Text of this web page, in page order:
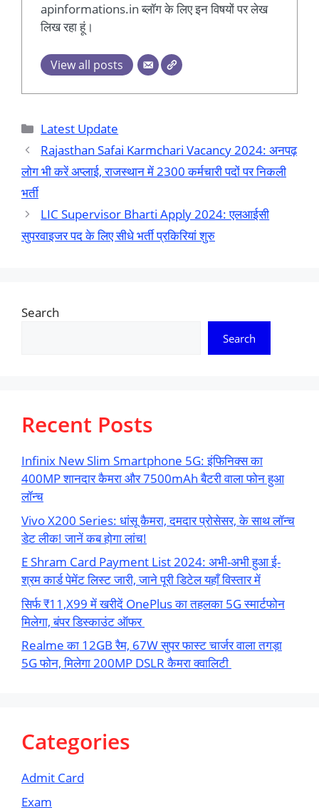
apinformations.in ब्लॉग के लिए इन विषयों पर लेख
लिख रहा हूं।
View all posts
Categories
Latest Update
Rajasthan Safai Karmchari Vacancy 2024: अनपढ़
लोग भी करें अप्लाई, राजस्थान में 2300 कर्मचारी पदों पर निकली
भर्ती
LIC Supervisor Bharti Apply 2024: एलआईसी
सुपरवाइजर पद के लिए सीधे भर्ती प्रकिरियां शुरु
Search
Search
Recent Posts
Infinix New Slim Smartphone 5G: इंफिनिक्स का
400MP शानदार कैमरा और 7500mAh बैटरी वाला फोन हुआ
लॉन्च
Vivo X200 Series: धांसू कैमरा, दमदार प्रोसेसर, के साथ लॉन्च
डेट लीक! जानें कब होगा लांच!
E Shram Card Payment List 2024: अभी-अभी हुआ ई-
श्रम कार्ड पेमेंट लिस्ट जारी, जाने पूरी डिटेल यहाँ विस्तार में
सिर्फ ₹11,X99 में खरीदें OnePlus का तहलका 5G स्मार्टफोन
मिलेगा, बंपर डिस्काउंट ऑफर
Realme का 12GB रैम, 67W सुपर फास्ट चार्जर वाला तगड़ा
5G फोन, मिलेगा 200MP DSLR कैमरा क्वालिटी
Categories
Admit Card
Exam